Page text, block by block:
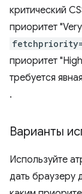
критический
приоритет
приоритет
требуется
.
Варианты
Используйте
дать браузеру